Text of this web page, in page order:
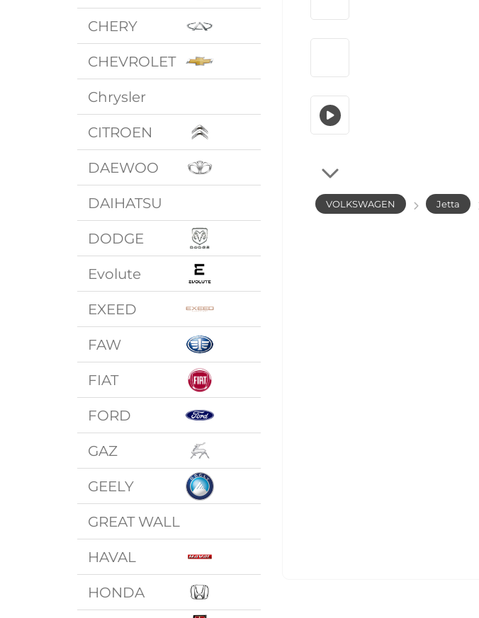
CHERY
CHEVROLET
Chrysler
CITROEN
DAEWOO
DAIHATSU
DODGE
Evolute
EXEED
FAW
FIAT
FORD
GAZ
GEELY
GREAT WALL
HAVAL
HONDA
VOLKSWAGEN Jetta